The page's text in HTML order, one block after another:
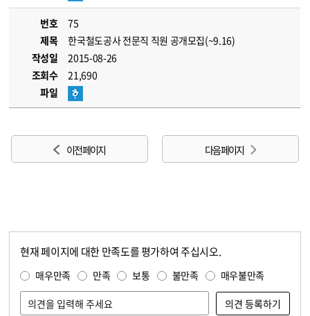
번호
75
제목
한국철도공사 전문직 직원 공개모집(~9.16)
작성일
2015-08-26
조회수
21,690
파일
이전 페이지 다음 페이지
현재 페이지에 대한 만족도를 평가하여 주십시오.
매우만족 만족 보통 불만족 매우불만족